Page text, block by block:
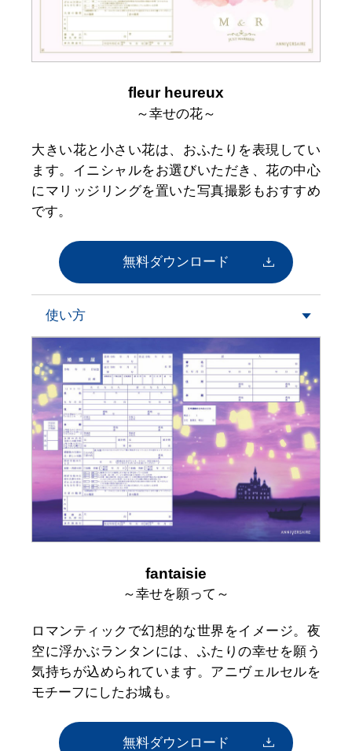
fleur heureux
～幸せの花～
大きい花と小さい花は、おふたりを表現してい
ます。イニシャルをお選びいただき、花の中心
にマリッジリングを置いた写真撮影もおすすめ
です。
無料ダウンロード
使い方
fantaisie
～幸せを願って～
ロマンティックで幻想的な世界をイメージ。夜
空に浮かぶランタンには、ふたりの幸せを願う
気持ちが込められています。アニヴェルセルを
モチーフにしたお城も。
無料ダウンロード